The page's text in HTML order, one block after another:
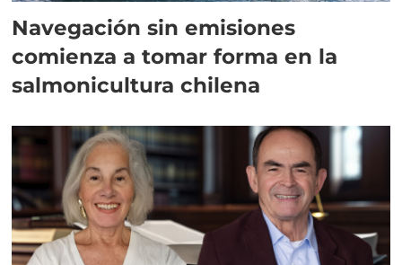
Navegación sin emisiones
comienza a tomar forma en la
salmonicultura chilena